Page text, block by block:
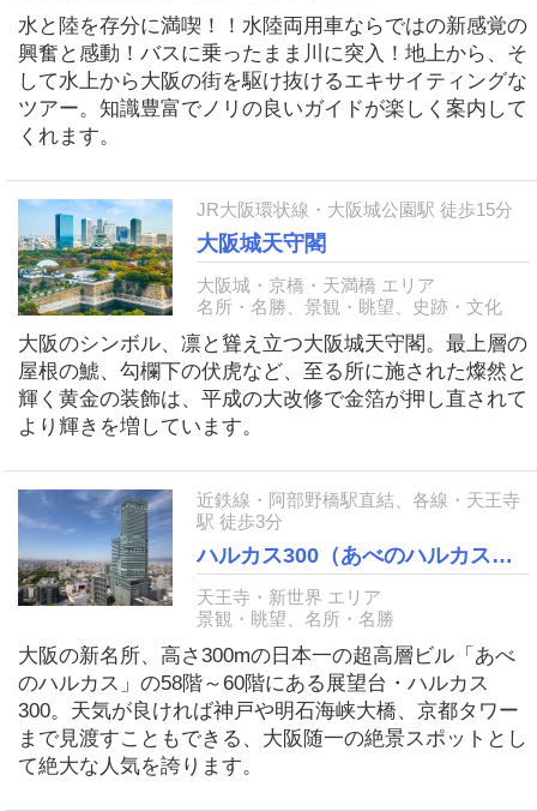
水と陸を存分に満喫！！水陸両用車ならではの新感覚の
興奮と感動！バスに乗ったまま川に突入！地上から、そ
して水上から大阪の街を駆け抜けるエキサイティングな
ツアー。知識豊富でノリの良いガイドが楽しく案内して
くれます。
JR大阪環状線・大阪城公園駅 徒歩15分
大阪城天守閣
大阪城・京橋・天満橋 エリア
名所・名勝、景観・眺望、史跡・文化
大阪のシンボル、凛と聳え立つ大阪城天守閣。最上層の
屋根の鯱、勾欄下の伏虎など、至る所に施された燦然と
輝く黄金の装飾は、平成の大改修で金箔が押し直されて
より輝きを増しています。
近鉄線・阿部野橋駅直結、各線・天王寺
駅 徒歩3分
ハルカス300（あべのハルカス展望台）
天王寺・新世界 エリア
景観・眺望、名所・名勝
大阪の新名所、高さ300mの日本一の超高層ビル「あべ
のハルカス」の58階～60階にある展望台・ハルカス
300。天気が良ければ神戸や明石海峡大橋、京都タワー
まで見渡すこともできる、大阪随一の絶景スポットとし
て絶大な人気を誇ります。